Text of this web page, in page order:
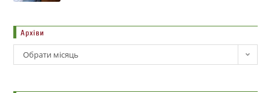
Архіви
Обрати місяць